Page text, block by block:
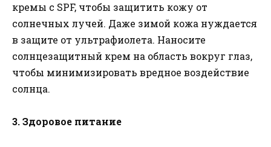
кремы с SPF, чтобы защитить кожу от
солнечных лучей. Даже зимой кожа нуждается
в защите от ультрафиолета. Наносите
солнцезащитный крем на область вокруг глаз,
чтобы минимизировать вредное воздействие
солнца.
3. Здоровое питание